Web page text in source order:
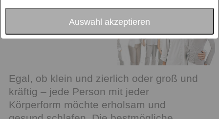
Auswahl akzeptieren
Egal, ob klein und zierlich oder groß und
kräftig – jede Person mit jeder
Körperform möchte erholsam und